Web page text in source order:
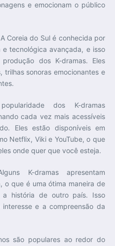
e emocionam o público
A Coreia do Sul é conhecida por
tecnológica avançada, e isso
dos K-dramas. Eles
trilhas sonoras emocionantes e
dos K-dramas
cada vez mais acessíveis
Eles estão disponíveis em
Netflix, Viki e YouTube, o que
onde quer que você esteja.
K-dramas apresentam
o que é uma ótima maneira de
história de outro país. Isso
e a compreensão da
são populares ao redor do